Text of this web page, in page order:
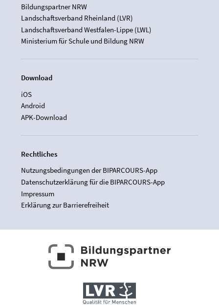
Bildungspartner NRW
Landschaftsverband Rheinland (LVR)
Landschaftsverband Westfalen-Lippe (LWL)
Ministerium für Schule und Bildung NRW
Download
iOS
Android
APK-Download
Rechtliches
Nutzungsbedingungen der BIPARCOURS-App
Datenschutzerklärung für die BIPARCOURS-App
Impressum
Erklärung zur Barrierefreiheit